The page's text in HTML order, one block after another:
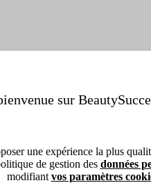
sur
une expérience la plus
de gestion des données
modifiant vos paramètres